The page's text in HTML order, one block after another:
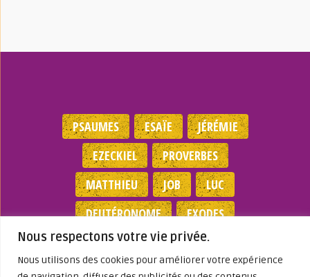
Nous respectons votre vie privée.
Nous utilisons des cookies pour améliorer votre expérience
PSAUMES ESAÏE
JÉRÉMIE
EZECKIEL
PROVERBES
MATTHIEU
JOB
LUC
DEUTÉRONOME
EXODES
NOMBRES
JEAN 1 SAMUEL